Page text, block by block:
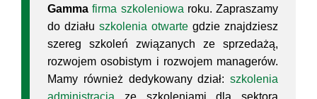
Gamma firma szkoleniowa roku. Zapraszamy
do działu szkolenia otwarte gdzie znajdziesz
szereg szkoleń związanych ze sprzedażą,
rozwojem osobistym i rozwojem managerów.
Mamy również dedykowany dział: szkolenia
administracja ze szkoleniami dla sektora